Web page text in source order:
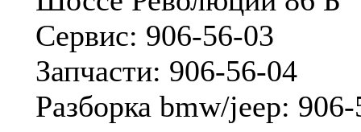
Сервис: 906-56-03
Запчасти: 906-56-04
Разборка bmw/jeep: